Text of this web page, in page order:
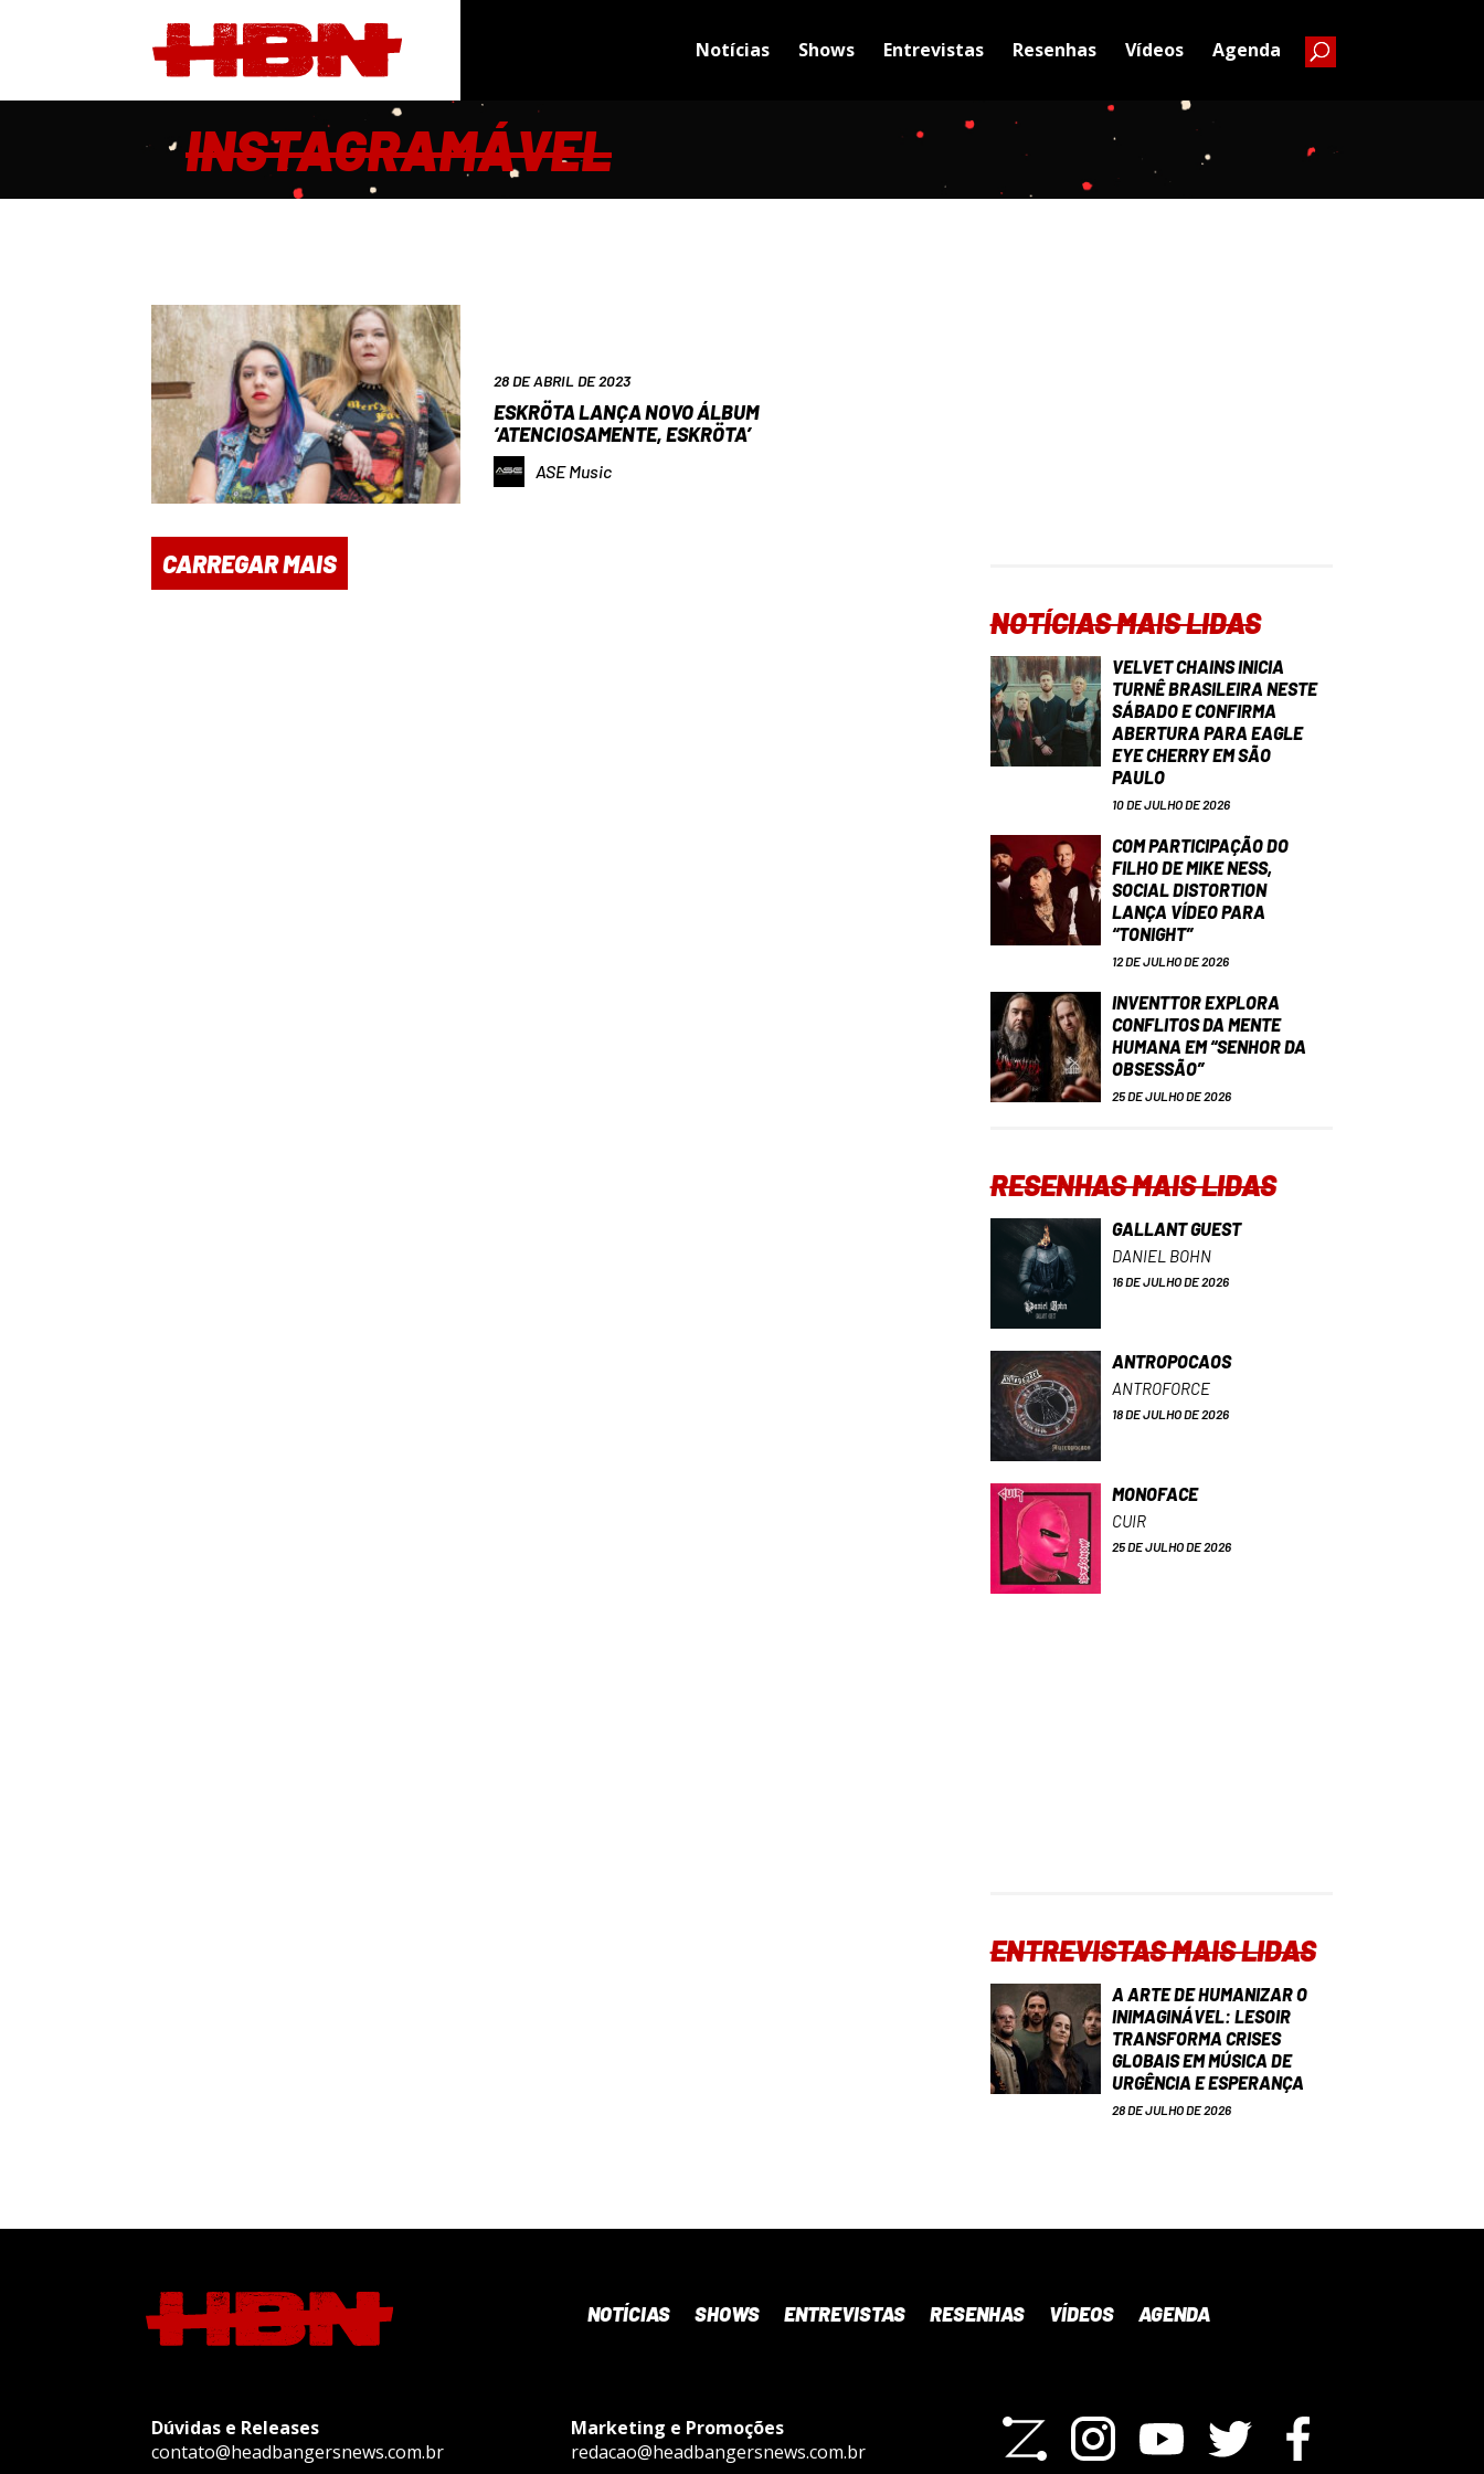
Notícias Shows Entrevistas Resenhas Vídeos Agenda
INSTAGRAMÁVEL
28 DE ABRIL DE 2023
ESKRÖTA LANÇA NOVO ÁLBUM
‘ATENCIOSAMENTE, ESKRÖTA’
ASE Music
CARREGAR MAIS
NOTÍCIAS MAIS LIDAS
VELVET CHAINS INICIA
TURNÊ BRASILEIRA NESTE
SÁBADO E CONFIRMA
ABERTURA PARA EAGLE
EYE CHERRY EM SÃO
PAULO
10 DE JULHO DE 2026
COM PARTICIPAÇÃO DO
FILHO DE MIKE NESS,
SOCIAL DISTORTION
LANÇA VÍDEO PARA
“TONIGHT”
12 DE JULHO DE 2026
INVENTTOR EXPLORA
CONFLITOS DA MENTE
HUMANA EM “SENHOR DA
OBSESSÃO”
25 DE JULHO DE 2026
RESENHAS MAIS LIDAS
GALLANT GUEST
DANIEL BOHN
16 DE JULHO DE 2026
ANTROPOCAOS
ANTROFORCE
18 DE JULHO DE 2026
MONOFACE
CUIR
25 DE JULHO DE 2026
ENTREVISTAS MAIS LIDAS
A ARTE DE HUMANIZAR O
INIMAGINÁVEL: LESOIR
TRANSFORMA CRISES
GLOBAIS EM MÚSICA DE
URGÊNCIA E ESPERANÇA
28 DE JULHO DE 2026
NOTÍCIAS SHOWS ENTREVISTAS RESENHAS VÍDEOS AGENDA
Dúvidas e Releases
contato@headbangersnews.com.br
Marketing e Promoções
redacao@headbangersnews.com.br